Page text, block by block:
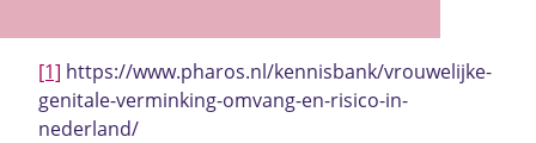
[1] https://www.pharos.nl/kennisbank/vrouwelijke-
genitale-verminking-omvang-en-risico-in-
nederland/